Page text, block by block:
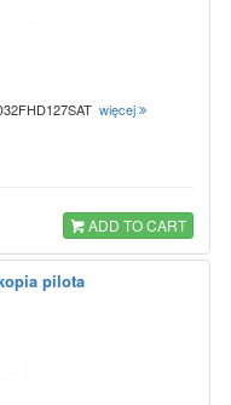
więcej
ADD TO CART
pilota